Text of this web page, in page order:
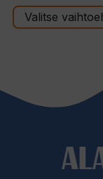
oli:
Valitse